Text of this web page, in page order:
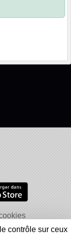
inapproprié
contrôle sur ceux